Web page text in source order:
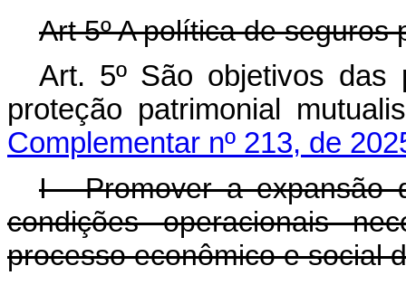
Art 5º A política de seguros
Art. 5º São objetivos
proteção patrimonial
Complementar nº 213, de
I - Promover a expansão
condições operacionais
processo econômico e social